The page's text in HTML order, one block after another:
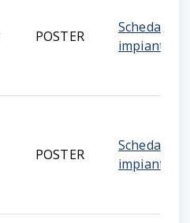
POSTER
Scheda
impianto
POSTER
Scheda
impianto